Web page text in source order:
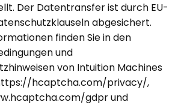
Der Datentransfer ist durch EU-
abgesichert.
finden Sie in den
und
von Intuition Machines
hcaptcha.com/privacy/,
gdprund